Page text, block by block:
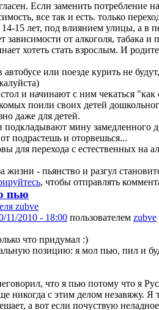
Если заменить потребление
все так и есть. только
15 лет, под влиянием улицы, а в
зависимости от алкоголя, табака и
хотеть стать взрослым. И
или поезде курить не
и начинают с ним чекаться
поили своих детей
даже для детей.
мину замедленного
подрастешь и оторвешься...
для перехода с естественных на
жизни - пьянство и разгул
, чтобы отправлять
пью
11/2010 - 18:00 пользователем zubve
что придумал :)
позицию: я мол пью, пил и
что я пью потому что я
никогда с этим делом незавяжу. Я
а вот если почуствую